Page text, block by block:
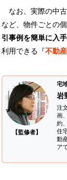
なお、実際の中
など、物件ごとの
引事例を簡単に入手
利用できる『不動
【監修者】
宅
岩
注
画
約
住
動
ア